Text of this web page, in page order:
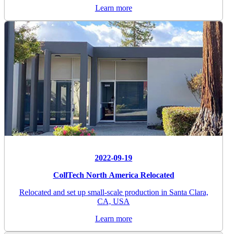
Learn more
2022-09-19
CollTech North America Relocated
Relocated and set up small-scale production in Santa Clara,
CA, USA
Learn more